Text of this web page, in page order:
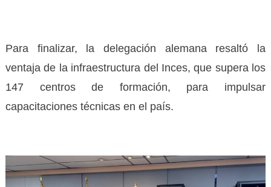
Para finalizar, la delegación alemana resaltó la
ventaja de la infraestructura del Inces, que supera los
147 centros de formación, para impulsar
capacitaciones técnicas en el país.